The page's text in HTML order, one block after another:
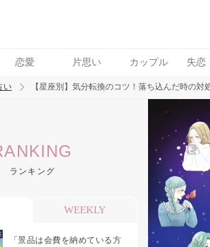
恋愛 片思い カップル 失恋
ード
い 【星座別】気分転換のコツ！落ち込んだ時の対
ランキング
WEEKLY
「景品は会費を納めている方